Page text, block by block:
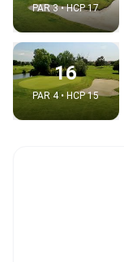
PAR 3 • HCP 17
16
PAR 4 • HCP 15